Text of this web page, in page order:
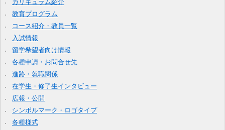
カリキュラム紹介
教育プログラム
コース紹介・教員一覧
入試情報
留学希望者向け情報
各種申請・お問合せ先
進路・就職関係
在学生・修了生インタビュー
広報・公開
シンボルマーク・ロゴタイプ
各種様式